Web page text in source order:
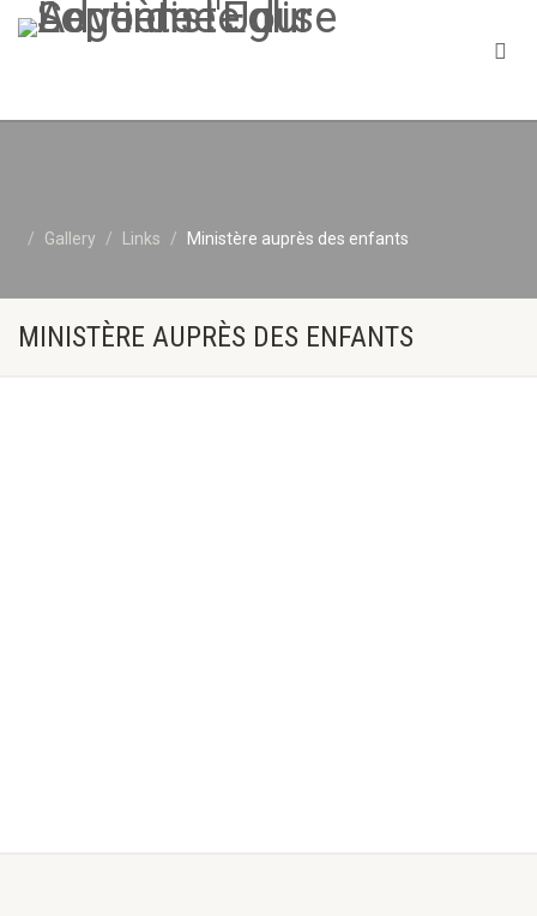
Gallery Links Ministère auprès des enfants
MINISTÈRE AUPRÈS DES ENFANTS